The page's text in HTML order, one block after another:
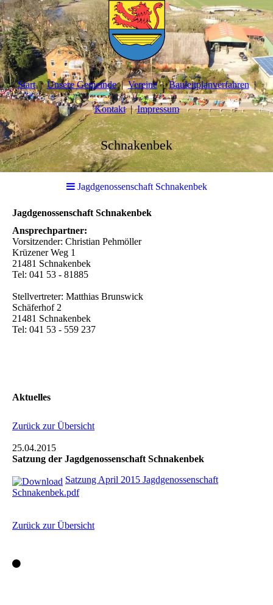
Start Unsere Gemeinde Vereine Bauleitplanverfahren
Kontakt Impressum
Schnakenbek
Jagdgenossenschaft Schnakenbek
Jagdgenossenschaft Schnakenbek
Ansprechpartner:
Vorsitzender: Christian Pehmöller
Krüzener Weg 1
21481 Schnakenbek
Tel: 041 53 - 81885
Stellvertreter: Matthias Brunswick
Schäferhof 2
21481 Schnakenbek
Tel: 041 53 - 559 237
Aktuelles
Zurück zur Übersicht
25.04.2015
Satzung der Jagdgenossenschaft Schnakenbek
Satzung April 2015 Jagdgenossenschaft
Schnakenbek.pdf
Zurück zur Übersicht